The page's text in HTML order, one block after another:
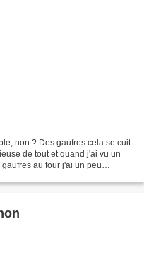
non ? Des gaufres cela se cuit
de tout et quand j'ai vu un
au four j'ai un peu